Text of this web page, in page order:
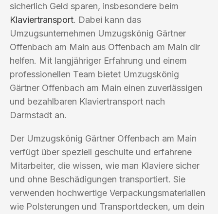
sicherlich Geld sparen, insbesondere beim
Klaviertransport. Dabei kann das
Umzugsunternehmen Umzugskönig Gärtner
Offenbach am Main aus Offenbach am Main dir
helfen. Mit langjähriger Erfahrung und einem
professionellen Team bietet Umzugskönig
Gärtner Offenbach am Main einen zuverlässigen
und bezahlbaren Klaviertransport nach
Darmstadt an.
Der Umzugskönig Gärtner Offenbach am Main
verfügt über speziell geschulte und erfahrene
Mitarbeiter, die wissen, wie man Klaviere sicher
und ohne Beschädigungen transportiert. Sie
verwenden hochwertige Verpackungsmaterialien
wie Polsterungen und Transportdecken, um dein